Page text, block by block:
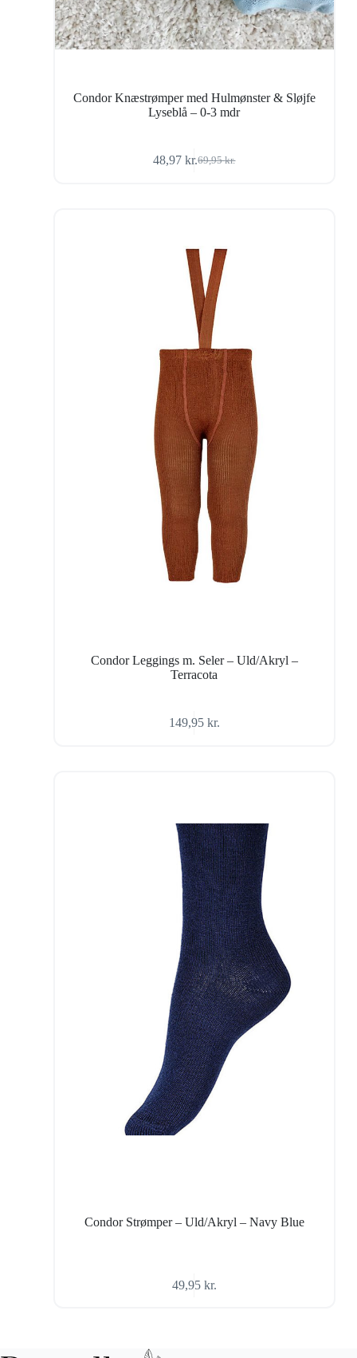
Condor Knæstrømper med Hulmønster & Sløjfe
Lyseblå – 0-3 mdr
69,95kr.
Den
48,97kr.Den
Condor Leggings m. Seler – Uld/Akryl –
Terracota
149,95 kr.
Condor Strømper – Uld/Akryl – Navy Blue
49,95 kr.